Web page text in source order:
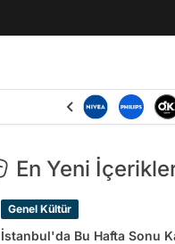
En Yeni
Genel Kültür
İstanbul'da Bu Hafta Sonu